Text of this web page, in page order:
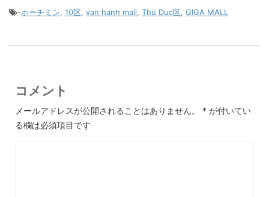
-ホーチミン, 10区, van hanh mall, Thu Duc区, GIGA MALL
コメント
メールアドレスが公開されることはありません。 * が付いてい
る欄は必須項目です